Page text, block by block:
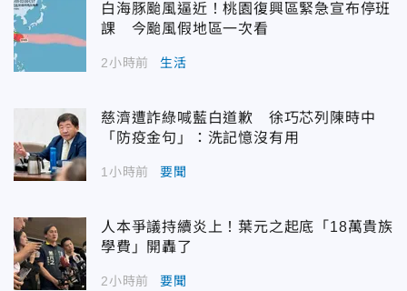
白海豚颱風逼近！桃園復興區緊急宣布停班
課 今颱風假地區一次看
2小時前 生活
慈濟遭詐綠喊藍白道歉 徐巧芯列陳時中
「防疫金句」：洗記憶沒有用
1小時前 要聞
人本爭議持續炎上！葉元之起底「18萬貴族
學費」開轟了
2小時前 要聞